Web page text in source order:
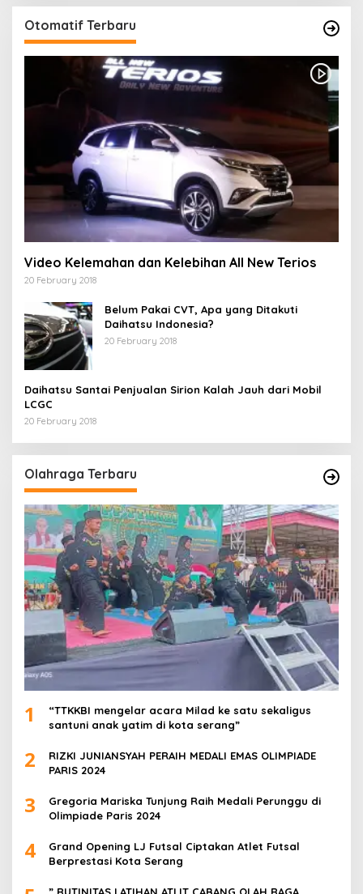
Otomatif Terbaru
Video Kelemahan dan Kelebihan All New Terios
20 February 2018
Belum Pakai CVT, Apa yang Ditakuti
Daihatsu Indonesia?
20 February 2018
Daihatsu Santai Penjualan Sirion Kalah Jauh dari Mobil
LCGC
20 February 2018
Olahraga Terbaru
1
“TTKKBI mengelar acara Milad ke satu sekaligus
santuni anak yatim di kota serang”
2
RIZKI JUNIANSYAH PERAIH MEDALI EMAS OLIMPIADE
PARIS 2024
3
Gregoria Mariska Tunjung Raih Medali Perunggu di
Olimpiade Paris 2024
4
Grand Opening LJ Futsal Ciptakan Atlet Futsal
Berprestasi Kota Serang